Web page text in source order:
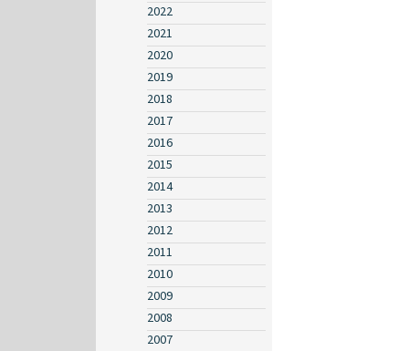
2022
2021
2020
2019
2018
2017
2016
2015
2014
2013
2012
2011
2010
2009
2008
2007